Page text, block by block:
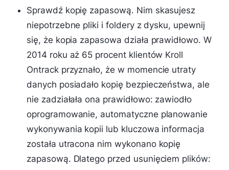
Sprawdź kopię zapasową. Nim skasujesz
niepotrzebne pliki i foldery z dysku, upewnij
się, że kopia zapasowa działa prawidłowo. W
2014 roku aż 65 procent klientów Kroll
Ontrack przyznało, że w momencie utraty
danych posiadało kopię bezpieczeństwa, ale
nie zadziałała ona prawidłowo: zawiodło
oprogramowanie, automatyczne planowanie
wykonywania kopii lub kluczowa informacja
została utracona nim wykonano kopię
zapasową. Dlatego przed usunięciem plików: